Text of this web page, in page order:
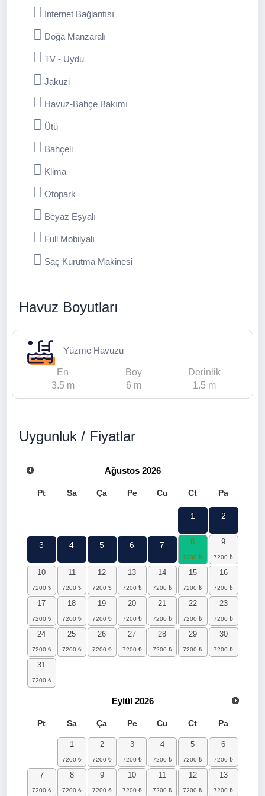
Villa Doğal'ın Avantajları:
havuzu ve bahçesi korunaklıdır ve dışarıdan
görünmemektedir.
özel indirimler sunuyoruz.
Ulaşım kolaylığı:Villamıza ulaşım oldukça kolaydır.
Villa Doğal ile unutulmaz bir balayı tatili yaşayın!
Internet Bağlantısı
Doğa Manzaralı
TV - Uydu
Jakuzi
Havuz-Bahçe Bakımı
Ütü
Bahçeli
Klima
Otopark
Beyaz Eşyalı
Full Mobilyalı
Saç Kurutma Makinesi
Havuz Boyutları
Yüzme Havuzu
En
3.5 m
Boy
6 m
Derinlik
1.5 m
Uygunluk / Fiyatlar
Ağustos 2026
Pt Sa Ça Pe Cu Ct Pa
1 2
3 4 5 6 7 8 9
10 11 12 13 14 15 16
17 18 19 20 21 22 23
24 25 26 27 28 29 30
31
Eylül 2026
Pt Sa Ça Pe Cu Ct Pa
1 2 3 4 5 6
7 8 9 10 11 12 13